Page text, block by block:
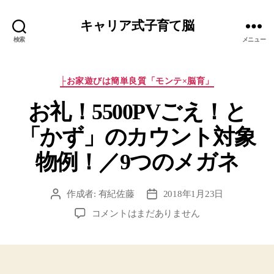
検索
キャリア式子育て脳
メニュー
カ
ゴ
リ
ー
├お家遊びは簡単良質「モンテ×脳育」
お礼！5500PVごえ！と
「かず」のカウント対象
物例！／9つのメガネ
投
作成者: 有紀佐藤
投
稿
日
2018年1月23日
お
コメントはまだありません